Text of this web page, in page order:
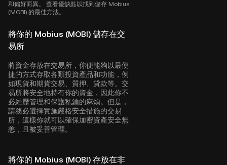
和偏好而異。 查看優缺點以找到儲存 Mobius
(MOBI) 的最佳方法。
將你的 Mobius (MOBI) 儲存在交
易所
將資金存放在交易所，你便能夠以最便
捷的方式存取各類投資產品和功能，例
如現貨和期貨交易、質押、貸款等。交
易所將安全地持有你的資金，因此你不
必經歷管理和保護私鑰的麻煩。但是，
請務必選擇實施嚴格安全措施的交易
所，這樣你就可以確保加密資產安全無
恙，且被妥善管理。
將你的 Mobius (MOBI) 存放在非